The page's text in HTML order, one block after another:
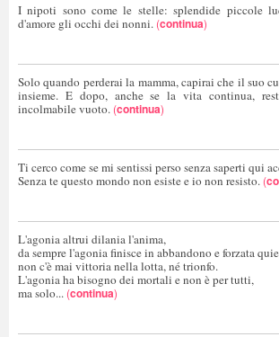
I nipoti sono come le stelle: splendide piccole
d'amore gli occhi dei nonni. (continua)
Solo quando perderai la mamma, capirai che il suo
insieme. E dopo, anche se la vita continua,
incolmabile vuoto. (continua)
Ti cerco come se mi sentissi perso senza saperti qui
Senza te questo mondo non esiste e io non resisto. (
L'agonia altrui dilania l'anima,
da sempre l'agonia finisce in abbandono e forzata
non c'è mai vittoria nella lotta, né trionfo.
L'agonia ha bisogno dei mortali e non è per tutti,
ma solo... (continua)